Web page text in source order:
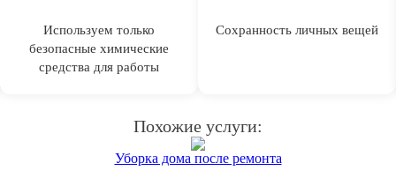
Используем только
безопасные химические
средства для работы
Сохранность личных вещей
Похожие услуги:
Уборка дома после ремонта